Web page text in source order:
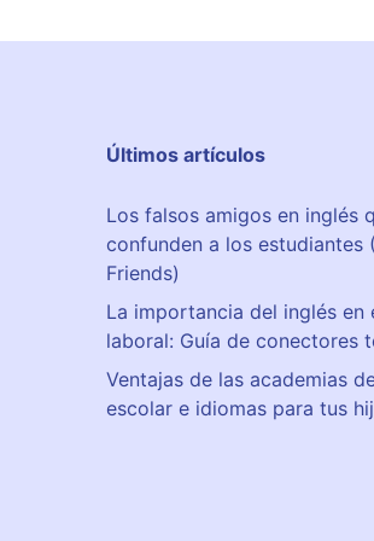
Últimos artículos
Los falsos amigos en inglés
confunden a los estudiantes
Friends)
La importancia del inglés en
laboral: Guía de conectores
Ventajas de las academias
escolar e idiomas para tus